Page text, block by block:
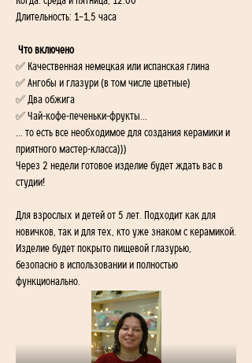
Длительность: 1–1,5 часа
Что включено
✅ Качественная немецкая или испанская глина
✅ Ангобы и глазури (в том числе цветные)
✅ Два обжига
✅ Чай-кофе-печеньки-фрукты...
... то есть все необходимое для создания керамики и
приятного мастер-класса)))
Через 2 недели готовое изделие будет ждать вас в
студии!
Для взрослых и детей от 5 лет. Подходит как для
новичков, так и для тех, кто уже знаком с керамикой.
Изделие будет покрыто пищевой глазурью,
безопасно в использовании и полностью
функционально.